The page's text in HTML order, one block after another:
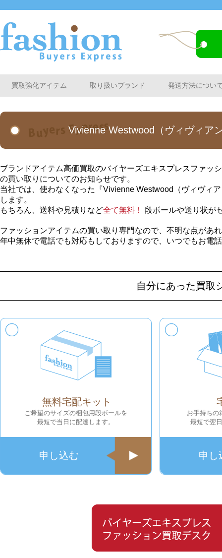
買取強化アイテム 取り扱いブランド 発送方法につい
Vivienne Westwood（ヴィヴィア
ブランドアイテム高価買取のバイヤーズエキスプレスファッ
の買い取りについてのお知らせです。
当社では、使わなくなった『Vivienne Westwood（ヴィヴィ
します。
もちろん、送料や見積りなど全て無料！ 段ボールや送り状が
ファッションアイテムの買い取り専門なので、不明な点があ
年中無休で電話でも対応もしておりますので、いつでもお電
自分にあった買取
無料宅配キット
ご希望のサイズの梱包用段ボールを
最短で当日に配達します。
申し込む
お手持ちの
最短で翌
申し